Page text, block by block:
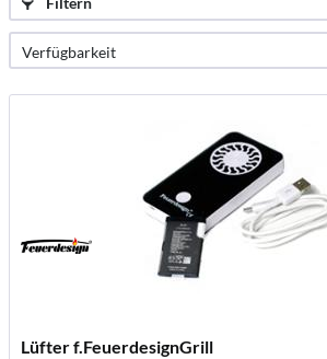
Lüfter f.FeuerdesignGrill